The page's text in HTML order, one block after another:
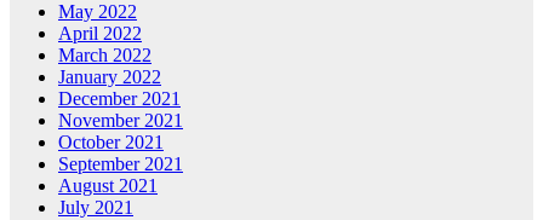
May 2022
April 2022
March 2022
January 2022
December 2021
November 2021
October 2021
September 2021
August 2021
July 2021